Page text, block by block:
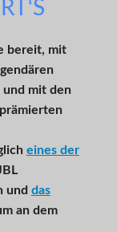
bereit, mit
und mit den
eines der
und das
an dem